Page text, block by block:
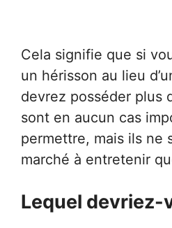
Cela signifie que si
un hérisson au lieu
devrez posséder plus
sont en aucun cas
permettre, mais ils ne
marché à entretenir
Lequel devriez-